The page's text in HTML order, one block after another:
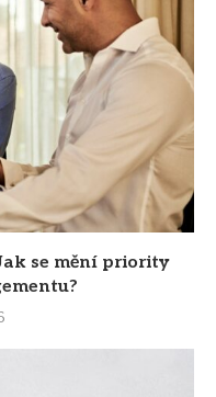
se mění priority